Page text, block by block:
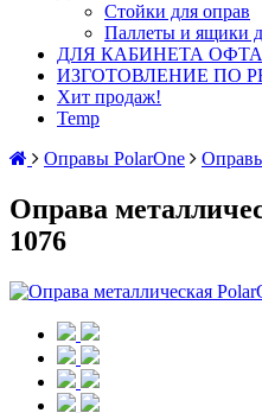
Стойки для оправ
Паллеты и ящики
ДЛЯ КАБИНЕТА
ИЗГОТОВЛЕНИЕ ПО
Хит продаж!
Temp
Оправы PolarOne
Оправа
1076